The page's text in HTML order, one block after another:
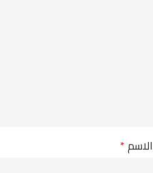
الاسم*